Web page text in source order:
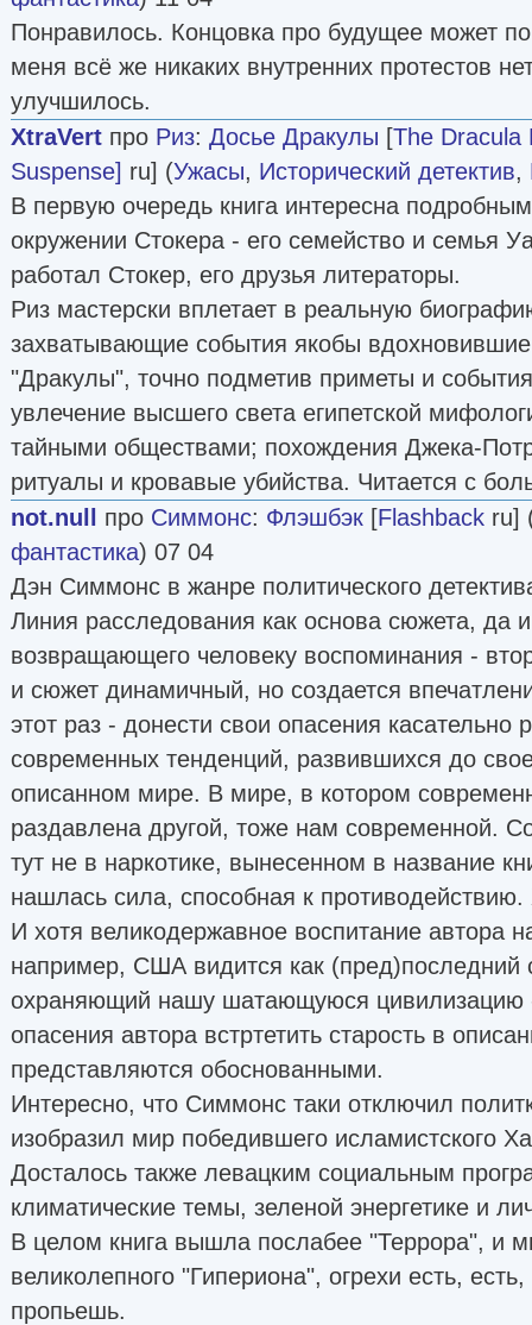
Понравилось. Концовка про будущее может
меня всё же никаких внутренних протестов
улучшилось.
XtraVert про Риз: Досье Дракулы [The Dracula
Suspense] ru] (Ужасы, Исторический детектив,
В первую очередь книга интересна
окружении Стокера - его семейство и семья
работал Стокер, его друзья литераторы.
Риз мастерски вплетает в реальную
захватывающие события якобы вдохновившие
"Дракулы", точно подметив приметы и
увлечение высшего света египетской
тайными обществами; похождения Джека-
ритуалы и кровавые убийства. Читается с
not.null
про Симмонс: Флэшбэк [Flashback ru]
фантастика) 07 04
Дэн Симмонс в жанре политического
Линия расследования как основа сюжета, да
возвращающего человеку воспоминания -
и сюжет динамичный, но создается
этот раз - донести свои опасения касательно
современных тенденций, развившихся до
описанном мире. В мире, в котором
раздавлена другой, тоже нам современной.
тут не в наркотике, вынесенном в название
нашлась сила, способная к противодействию.
И хотя великодержавное воспитание автора
например, США видится как
охраняющий нашу шатающуюся цивилизацию
опасения автора встртетить старость в
представляются обоснованными.
Интересно, что Симмонс таки отключил
изобразил мир победившего исламистского
Досталось также левацким социальным
климатические темы, зеленой энергетике и
В целом книга вышла послабее "Террора", и
великолепного "Гипериона", огрехи есть,
пропьешь.